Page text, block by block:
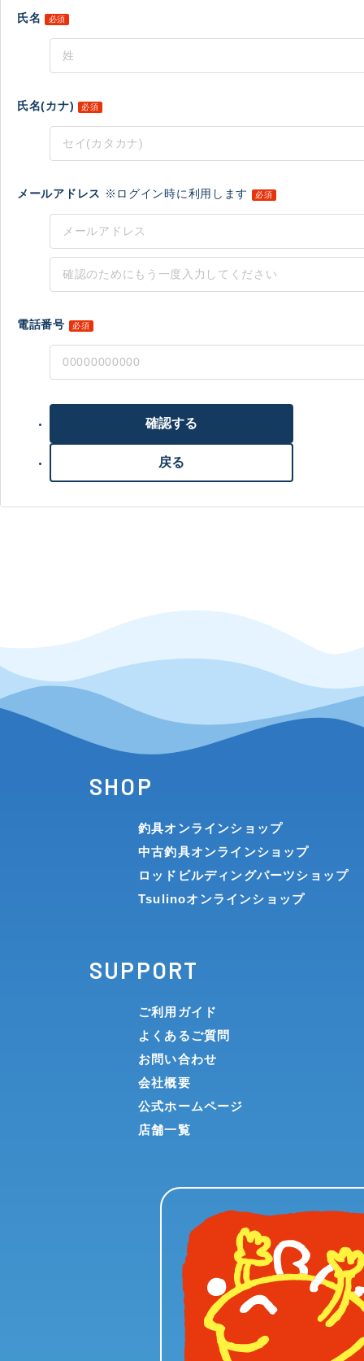
氏名 必須
氏名(カナ) 必須
メールアドレス ※ログイン時に利用します 必須
電話番号 必須
戻る
確認する
SHOP
釣具オンラインショップ
中古釣具オンラインショップ
ロッドビルディングパーツショップ
Tsulinoオンラインショップ
SUPPORT
ご利用ガイド
よくあるご質問
お問い合わせ
会社概要
公式ホームページ
店舗一覧